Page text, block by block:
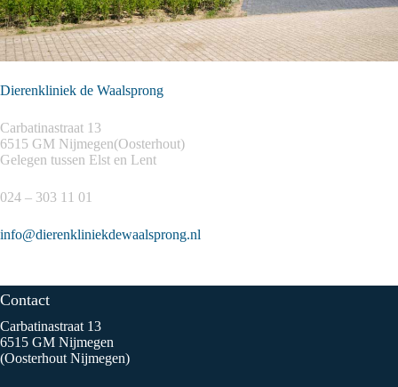
Dierenkliniek de Waalsprong
Carbatinastraat 13
6515 GM Nijmegen(Oosterhout)
Gelegen tussen Elst en Lent
024 – 303 11 01
info@dierenkliniekdewaalsprong.nl
Contact
Carbatinastraat 13
6515 GM Nijmegen
(Oosterhout Nijmegen)